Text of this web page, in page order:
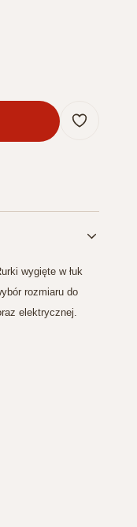
wygięte w łuk
rozmiaru do
elektrycznej.